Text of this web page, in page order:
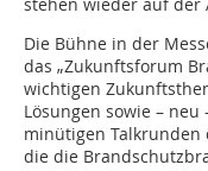
stehen wieder auf der
Die Bühne in der
das „Zukunftsforum
wichtigen
Lösungen sowie – neu
minütigen Talk­runden
die die